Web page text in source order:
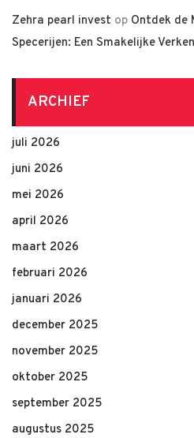
Zehra pearl invest op Ontdek de
Specerijen: Een Smakelijke
ARCHIEF
juli 2026
juni 2026
mei 2026
april 2026
maart 2026
februari 2026
januari 2026
december 2025
november 2025
oktober 2025
september 2025
augustus 2025